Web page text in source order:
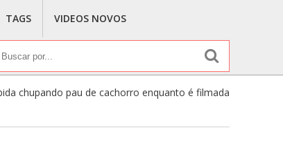
TAGS VIDEOS NOVOS
chupando pau de cachorro enquanto é filmada